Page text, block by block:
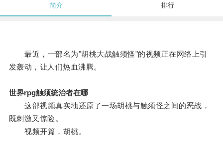
简介 排行
最近，一部名为"胡桃大战触须怪"的视频正在网络上引
发轰动，让人们热血沸腾。
世界rpg触须统治者在哪
这部视频真实地还原了一场胡桃与触须怪之间的恶战，
既刺激又惊险。
视频开篇，胡桃。